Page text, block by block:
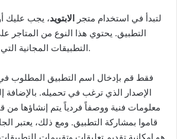
لتبدأ في استخدام متجر الابتويد، يجب عليك
التطبيق. يحتوي هذا النوع من
التطبيقات المجانية التي يمكنك تنزيلها بسهولة.
فقط قم بإدخال اسم التطبيق المطلوب
الإصدار الذي ترغب في تحميله. بالإضافة
معلومات فنية ووصفاً فردياً يتم إنشاؤها من
قاموا بمشاركة التطبيق. ومع ذلك، يعتبر